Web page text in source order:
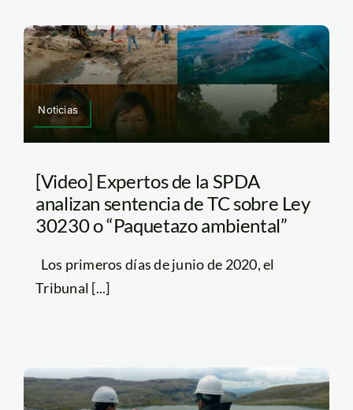
Noticias
[Video] Expertos de la SPDA
analizan sentencia de TC sobre Ley
30230 o “Paquetazo ambiental”
Los primeros días de junio de 2020, el
Tribunal [...]